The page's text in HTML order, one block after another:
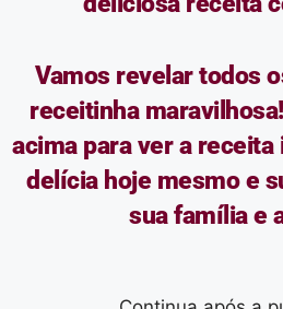
Vamos revelar todos
receitinha
acima para ver a
delícia hoje mesmo e
sua família e